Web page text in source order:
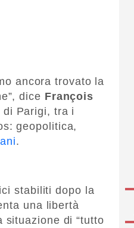
ancora trovato la
dice François
di Parigi, tra i
geopolitica,
.
stabiliti dopo la
una libertà
situazione di “tutto